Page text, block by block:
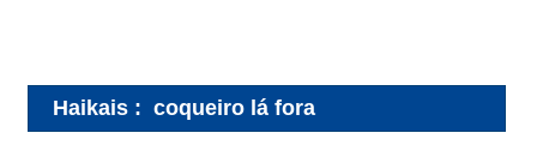
Haikais : coqueiro lá fora